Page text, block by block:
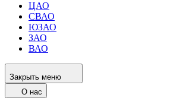
ЦАО
СВАО
ЮЗАО
ЗАО
ВАО
Закрыть меню
О нас